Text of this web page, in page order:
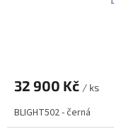
32 900 Kč / ks
BLIGHT502 - černá